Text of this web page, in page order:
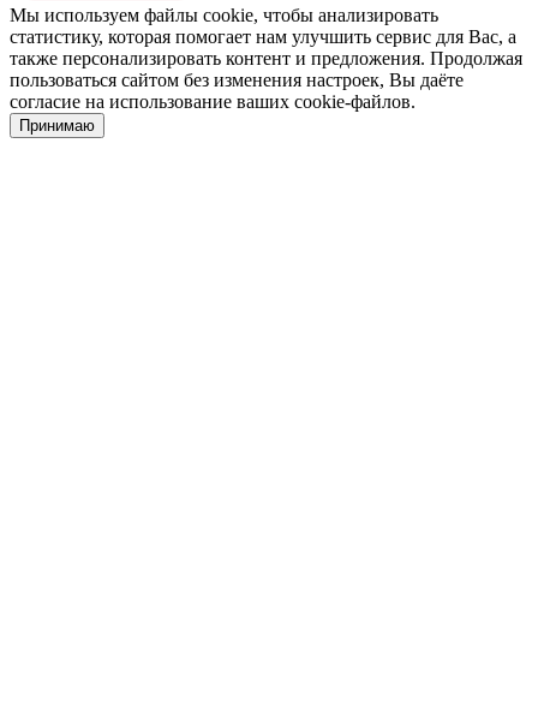
Мы используем файлы cookie, чтобы анализировать
статистику, которая помогает нам улучшить сервис для Вас, а
также персонализировать контент и предложения. Продолжая
пользоваться сайтом без изменения настроек, Вы даёте
согласие на использование ваших cookie-файлов.
Принимаю